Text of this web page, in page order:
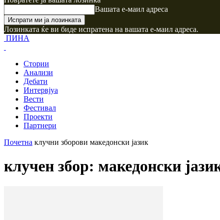
Вашата е-маил адреса
Лозинката ќе ви биде испратена на вашата е-маил адреса.
ПИНА
Стории
Анализи
Дебати
Интервјуа
Вести
Фестивал
Проекти
Партнери
Почетна клучни зборови македонски јазик
клучен збор: македонски